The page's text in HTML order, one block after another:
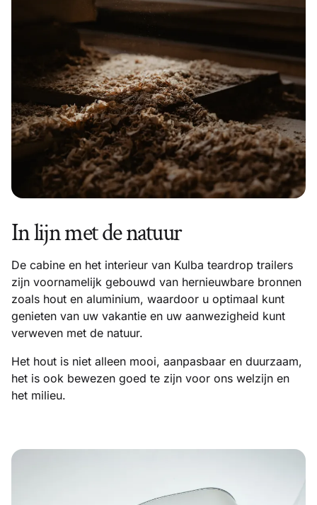
In lijn met de natuur
De cabine en het interieur van Kulba teardrop trailers
zijn voornamelijk gebouwd van hernieuwbare bronnen
zoals hout en aluminium, waardoor u optimaal kunt
genieten van uw vakantie en uw aanwezigheid kunt
verweven met de natuur.
Het hout is niet alleen mooi, aanpasbaar en duurzaam,
het is ook bewezen goed te zijn voor ons welzijn en
het milieu.